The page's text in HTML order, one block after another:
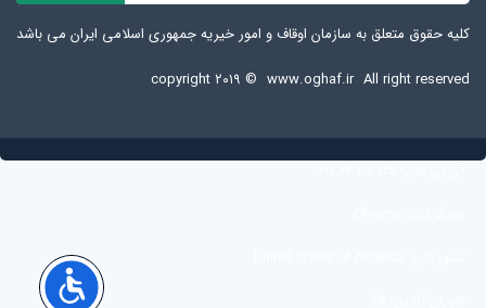
کلیه حقوق متعلق به سازمان اوقاف و امور خیریه جمهوری اسلامی ایران می باشد
copyright ۲۰۱۹ © www.oghaf.ir All right reserved